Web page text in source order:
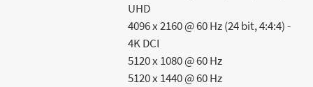
UHD
4096 x 2160 @ 60 Hz (24 bit, 4:4:4) -
4K DCI
5120 x 1080 @ 60 Hz
5120 x 1440 @ 60 Hz